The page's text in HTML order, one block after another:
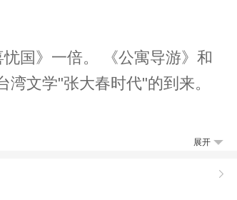
公寓导游》和
文学"张大春时代"的到来。
辅仁大学中国文学硕士，曾任
暴力团》、《聆听父亲》、
展开